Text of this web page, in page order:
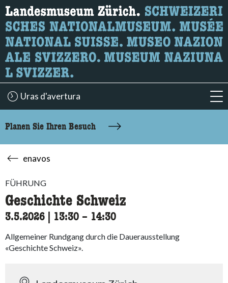
Wonach suchen Sie?
Hier können Sie nach Inhalten der Seite suchen.
Uras d'avertura
Planen Sie Ihren Besuch
enavos
FÜHRUNG
Geschichte Schweiz
3.5.2026 13:30 accessibility.time_to
– 14:30
Allgemeiner Rundgang durch die Dauerausstellung
«Geschichte Schweiz».